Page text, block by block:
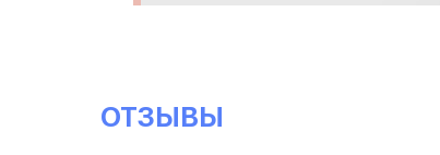
ОТЗЫВЫ